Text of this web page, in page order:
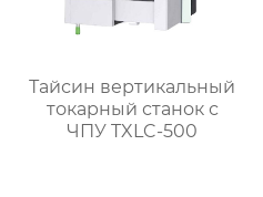
Тайсин вертикальный
токарный станок с
ЧПУ TXLC-500